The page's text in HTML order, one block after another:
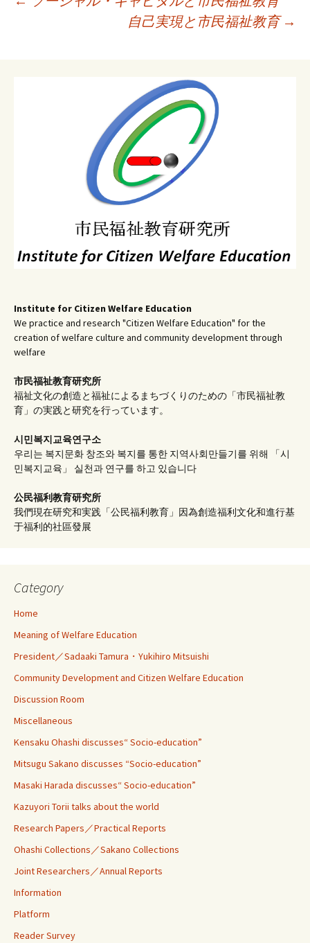
自己実現と市民福祉教育 →
Institute for Citizen Welfare Education
We practice and research "Citizen Welfare Education" for the
creation of welfare culture and community development through
welfare
市民福祉教育研究所
福祉文化の創造と福祉によるまちづくりのための「市民福祉教
育」の実践と研究を行っています。
시민복지교육연구소
우리는 복지문화 창조와 복지를 통한 지역사회만들기를 위해 「시
민복지교육」 실천과 연구를 하고 있습니다
公民福利教育研究所
我們現在研究和実践「公民福利教育」因為創造福利文化和進行基
于福利的社區發展
Category
Home
Meaning of Welfare Education
President／Sadaaki Tamura・Yukihiro Mitsuishi
Community Development and Citizen Welfare Education
Discussion Room
Miscellaneous
Kensaku Ohashi discusses“ Socio-education”
Mitsugu Sakano discusses “Socio-education”
Masaki Harada discusses“ Socio-education”
Kazuyori Torii talks about the world
Research Papers／Practical Reports
Ohashi Collections／Sakano Collections
Joint Researchers／Annual Reports
Information
Platform
Reader Survey